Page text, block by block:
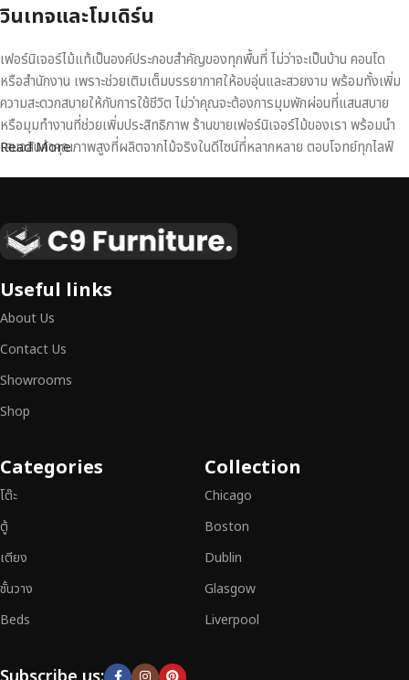
วินเทจและโมเดิร์น
เฟอร์นิเจอร์ไม้แท้เป็นองค์ประกอบสำคัญของทุกพื้นที่ ไม่ว่าจะเป็นบ้าน คอนโด
หรือสำนักงาน เพราะช่วยเติมเต็มบรรยากาศให้อบอุ่นและสวยงาม พร้อมทั้งเพิ่ม
ความสะดวกสบายให้กับการใช้ชีวิต ไม่ว่าคุณจะต้องการมุมพักผ่อนที่แสนสบาย
หรือมุมทำงานที่ช่วยเพิ่มประสิทธิภาพ ร้านขายเฟอร์นิเจอร์ไม้ของเรา พร้อมนำ
เสนอสินค้าคุณภาพสูงที่ผลิตจากไม้จริงในดีไซน์ที่หลากหลาย ตอบโจทย์ทุกไลฟ์
เหนือระดับ
เฟอร์นิเจอร์ไม้ไม่ใช่เพียงของตกแต่ง แต่เป็นงานศิลปะที่สะท้อนถึงรสนิยมและ
สามารถผสานความสวยงาม ความแข็งแรง และการใช้งานที่ตอบโจทย์ทุกความ
ต้องการได้อย่างลงตัว เฟอร์นิเจอร์ทุกชิ้นของเราผลิตจากวัสดุคุณภาพสูง ผ่าน
การตรวจสอบมาตรฐานอย่างเคร่งครัด
เฟอร์นิเจอร์ไม้แท้ที่ตอบโจทย์ทุกความต้องการ
อย่าลืมเลือกช้อปกับเรา รับ
ประกันคุณภาพและการบริการที่ดีที่สุด
Read More
Useful links
About Us
Contact Us
Showrooms
Shop
Categories
โต๊ะ
ตู้
เตียง
ชั้นวาง
Beds
Collection
Chicago
Boston
Dublin
Glasgow
Liverpool